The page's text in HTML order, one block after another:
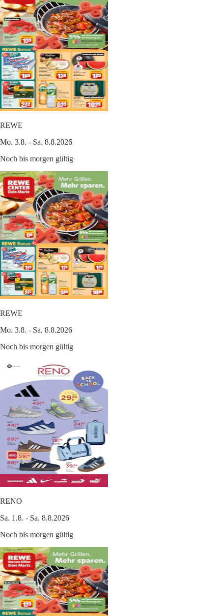
REWE
Mo. 3.8. - Sa. 8.8.2026
Noch bis morgen gültig
REWE
Mo. 3.8. - Sa. 8.8.2026
Noch bis morgen gültig
RENO
Sa. 1.8. - Sa. 8.8.2026
Noch bis morgen gültig